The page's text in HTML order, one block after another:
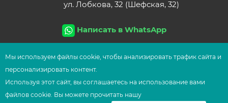
В КОРЗИНУ
ул. Лобкова, 32 (Шефская, 32)
Написать в WhatsApp
2026© Сеть магазинов UFOsport
Мы используем файлы сооkіе, чтобы анализировать трафик сайта и
персонализировать контент.
Используя этот сайт, вы соглашаетесь на использование вами
файлов сооkіе. Вы можете прочитать нашу